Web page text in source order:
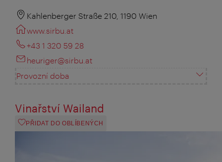
Kahlenberger Straße 210, 1190 Wien
www.sirbu.at
+43 1 320 59 28
heuriger@sirbu.at
Provozní doba
Vinařství Wailand
PŘIDAT DO OBLÍBENÝCH